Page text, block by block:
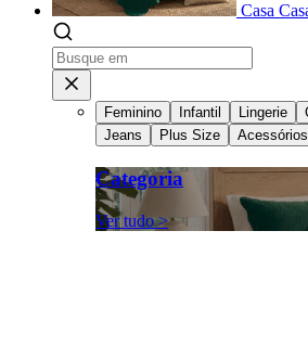
Casa
Feminino Infantil Lingerie
Jeans
Plus Size Acessórios
Categoria
Ver tudo >